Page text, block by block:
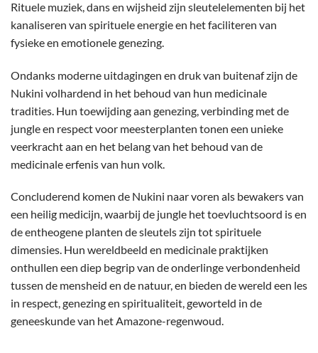
Rituele muziek, dans en wijsheid zijn sleutelelementen bij het
kanaliseren van spirituele energie en het faciliteren van
fysieke en emotionele genezing.
Ondanks moderne uitdagingen en druk van buitenaf zijn de
Nukini volhardend in het behoud van hun medicinale
tradities. Hun toewijding aan genezing, verbinding met de
jungle en respect voor meesterplanten tonen een unieke
veerkracht aan en het belang van het behoud van de
medicinale erfenis van hun volk.
Concluderend komen de Nukini naar voren als bewakers van
een heilig medicijn, waarbij de jungle het toevluchtsoord is en
de entheogene planten de sleutels zijn tot spirituele
dimensies. Hun wereldbeeld en medicinale praktijken
onthullen een diep begrip van de onderlinge verbondenheid
tussen de mensheid en de natuur, en bieden de wereld een les
in respect, genezing en spiritualiteit, geworteld in de
geneeskunde van het Amazone-regenwoud.